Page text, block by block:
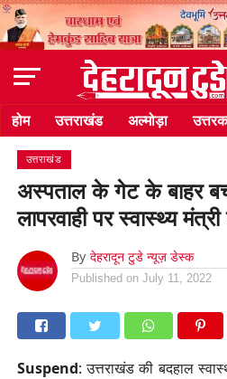
होम उत्तराखंड अल्मोड़ा
उत्तराखंड
अस्पताल के गेट के बाहर
लापरवाही पर स्वास्थ्य
By देहरादून टुडे न्यूज़ डेस्क
Published on July 11, 2022
Suspend: उत्तराखंड की बदहाल